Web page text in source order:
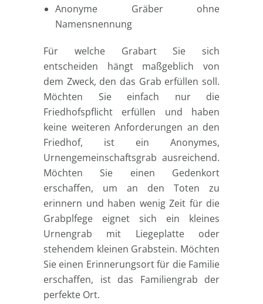
Anonyme Gräber ohne
Namensnennung
Für welche Grabart Sie sich
entscheiden hängt maßgeblich von
dem Zweck, den das Grab erfüllen soll.
Möchten Sie einfach nur die
Friedhofspflicht erfüllen und haben
keine weiteren Anforderungen an den
Friedhof, ist ein Anonymes,
Urnengemeinschaftsgrab ausreichend.
Möchten Sie einen Gedenkort
erschaffen, um an den Toten zu
erinnern und haben wenig Zeit für die
Grabplfege eignet sich ein kleines
Urnengrab mit Liegeplatte oder
stehendem kleinen Grabstein. Möchten
Sie einen Erinnerungsort für die Familie
erschaffen, ist das Familiengrab der
perfekte Ort.